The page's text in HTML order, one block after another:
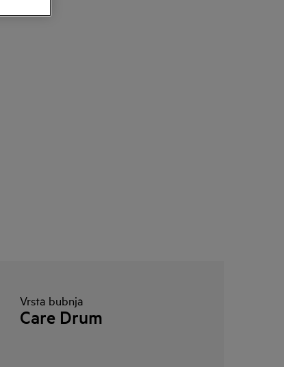
Vrsta bubnja
Care Drum